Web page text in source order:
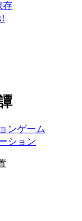
存
ンゲーム
ション